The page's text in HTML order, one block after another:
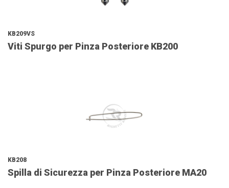
KB209VS
Viti Spurgo per Pinza Posteriore KB200
KB208
Spilla di Sicurezza per Pinza Posteriore MA20